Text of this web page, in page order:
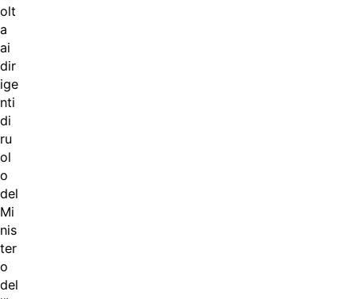
olt
a
ai
dir
ige
nti
di
ru
ol
o
del
Mi
nis
ter
o
del